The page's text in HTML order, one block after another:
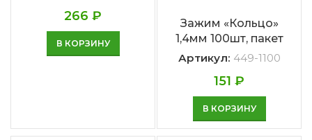
266 ₽
В КОРЗИНУ
Зажим «Кольцо»
1,4мм 100шт, пакет
Артикул: 449-1100
151 ₽
В КОРЗИНУ